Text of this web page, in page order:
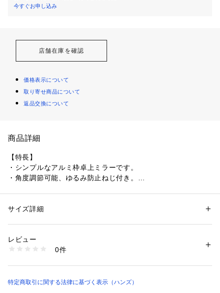
今すぐお申し込み
店舗在庫を確認
価格表示について
取り寄せ商品について
返品交換について
商品詳細
【特長】
・シンプルなアルミ枠卓上ミラーです。
・角度調節可能、ゆるみ防止ねじ付き。
本体サイズ（約）：縦17×横14cm
性別：レディース
ップグッズ
5730000055766
サイズ詳細
レビュー
0件
特定商取引に関する法律に基づく表示（ハンズ）